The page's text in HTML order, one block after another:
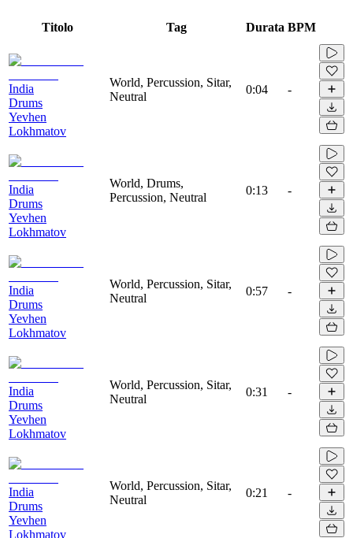
Titolo Tag Durata BPM
India
Drums
Yevhen
Lokhmatov
World, Percussion, Sitar,
Neutral
0:04 -
India
Drums
Yevhen
Lokhmatov
World, Drums,
Percussion, Neutral
0:13 -
India
Drums
Yevhen
Lokhmatov
World, Percussion, Sitar,
Neutral
0:57 -
India
Drums
Yevhen
Lokhmatov
World, Percussion, Sitar,
Neutral
0:31 -
India
Drums
Yevhen
Lokhmatov
World, Percussion, Sitar,
Neutral
0:21 -